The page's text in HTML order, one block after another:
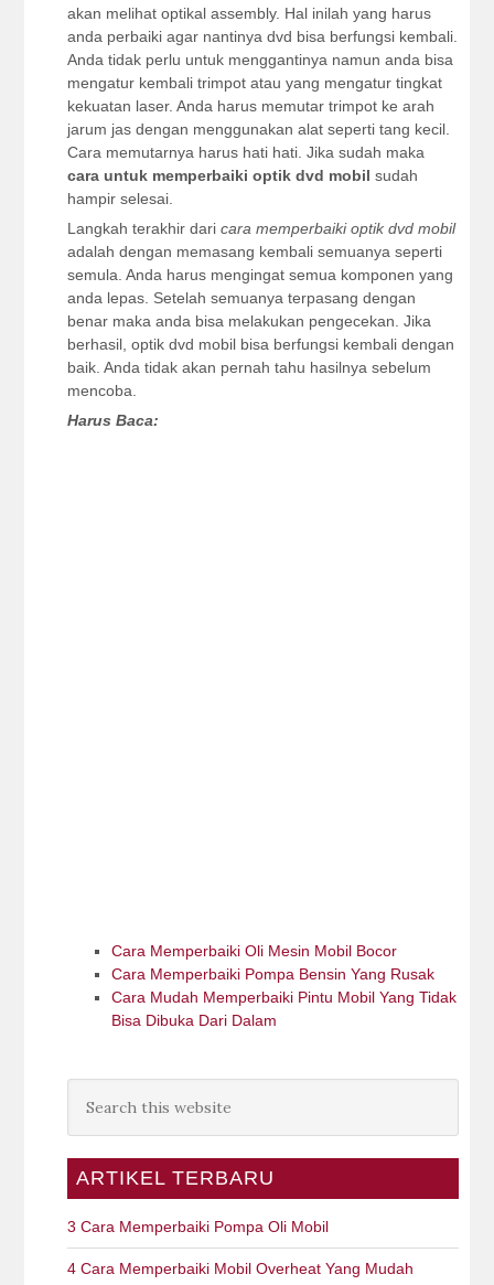
akan melihat optikal assembly. Hal inilah yang harus
anda perbaiki agar nantinya dvd bisa berfungsi kembali.
Anda tidak perlu untuk menggantinya namun anda bisa
mengatur kembali trimpot atau yang mengatur tingkat
kekuatan laser. Anda harus memutar trimpot ke arah
jarum jas dengan menggunakan alat seperti tang kecil.
Cara memutarnya harus hati hati. Jika sudah maka
cara untuk memperbaiki optik dvd mobil sudah
hampir selesai.
Langkah terakhir dari cara memperbaiki optik dvd mobil
adalah dengan memasang kembali semuanya seperti
semula. Anda harus mengingat semua komponen yang
anda lepas. Setelah semuanya terpasang dengan
benar maka anda bisa melakukan pengecekan. Jika
berhasil, optik dvd mobil bisa berfungsi kembali dengan
baik. Anda tidak akan pernah tahu hasilnya sebelum
mencoba.
Harus Baca:
Cara Memperbaiki Oli Mesin Mobil Bocor
Cara Memperbaiki Pompa Bensin Yang Rusak
Cara Mudah Memperbaiki Pintu Mobil Yang Tidak
Bisa Dibuka Dari Dalam
ARTIKEL TERBARU
3 Cara Memperbaiki Pompa Oli Mobil
4 Cara Memperbaiki Mobil Overheat Yang Mudah